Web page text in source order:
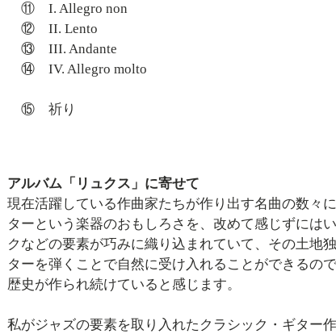
⑪ I. Allegro non
⑫ II. Lento
⑬ III. Andante
⑭ IV. Allegro molto
⑮ 祈り
アルバム「リュクス」に寄せて
現在活躍している作曲家たちが作り出す名曲の数々
ターという楽器のおもしろさを、改めて感じずには
クなどの要素が巧みに織り込まれていて、その土地
ターを弾くことで自然に受け入れることができるの
歴史が作られ続けていると感じます。
私がジャズの要素を取り入れたクラシック・ギター